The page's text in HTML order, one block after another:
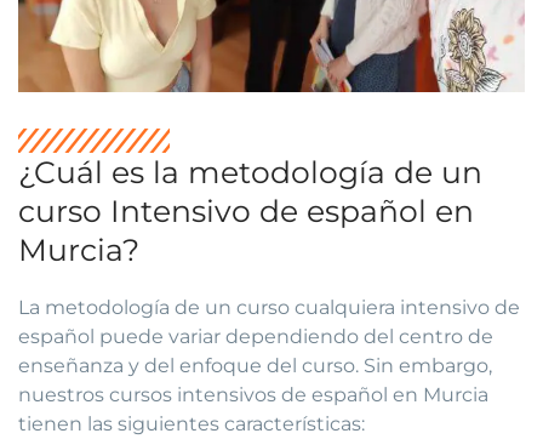
¿Cuál es la metodología de un
curso Intensivo de español en
Murcia?
La metodología de un curso cualquiera intensivo de
español puede variar dependiendo del centro de
enseñanza y del enfoque del curso. Sin embargo,
nuestros cursos intensivos de español en Murcia
tienen las siguientes características: